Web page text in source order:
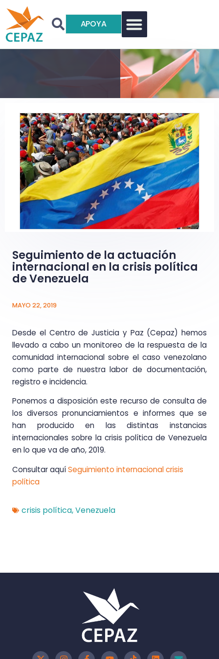
APOYA
Seguimiento de la actuación
internacional en la crisis política
de Venezuela
MAYO 22, 2019
Desde el Centro de Justicia y Paz (Cepaz) hemos
llevado a cabo un monitoreo de la respuesta de la
comunidad internacional sobre el caso venezolano
como parte de nuestra labor de documentación,
registro e incidencia.
Ponemos a disposición este recurso de consulta de
los diversos pronunciamientos e informes que se
han producido en las distintas instancias
internacionales sobre la crisis política de Venezuela
en lo que va de año, 2019.
Consultar aquíSeguimiento internacional crisis
política
crisis política,Venezuela